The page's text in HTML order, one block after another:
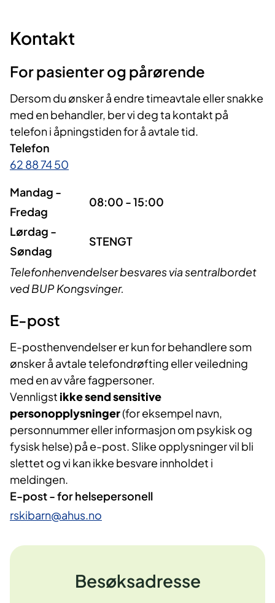
Kontakt
For pasienter og pårørende
Dersom du ønsker å endre timeavtale eller snakke
med en behandler, ber vi deg ta kontakt på
telefon i åpningstiden for å avtale tid.
Telefon
62 88 74 50
Mandag -
Fredag
08:00 - 15:00
Lørdag -
Søndag
STENGT
Telefonhenvendelser besvares via sentralbordet
ved BUP Kongsvinger.
E-post
E-posthenvendelser er kun for behandlere som
ønsker å avtale telefondrøfting eller veiledning
med en av våre fagpersoner.
Vennligst ikke send sensitive
personopplysninger(for eksempel navn,
personnummer eller informasjon om psykisk og
fysisk helse) på e-post. Slike opplysninger vil bli
slettet og vi kan ikke besvare innholdet i
meldingen.
E-post - for helsepersonell
rskibarn@ahus.no
Besøksadresse